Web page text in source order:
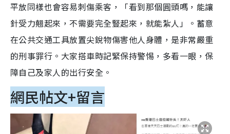
平放同樣也會容易刺傷乘客，「看到那個圓頭嗎，能讓
針受力翹起來，不需要完全豎起來，就能紮人」。蓄意
在公共交通工具放置尖銳物傷害他人身體，是非常嚴重
的刑事罪行。大家搭車時記緊保持警惕，多看一眼，保
障自己及家人的出行安全。
網民帖文+留言